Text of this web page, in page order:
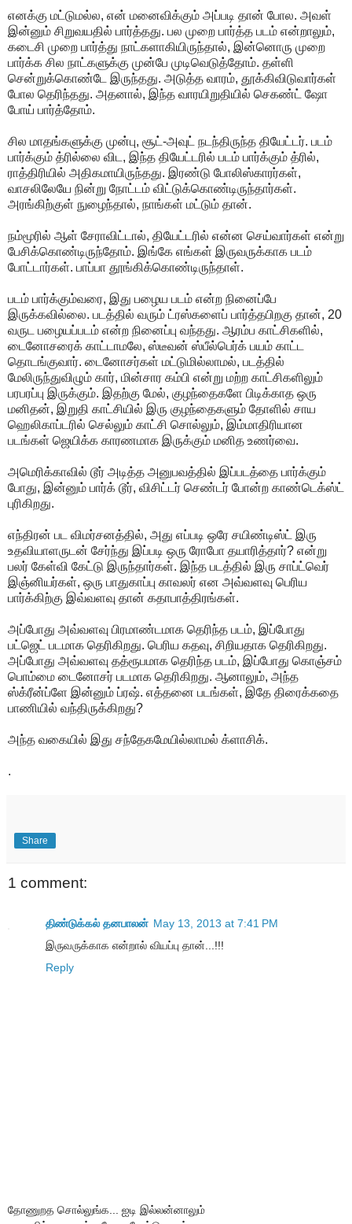
எனக்கு மட்டுமல்ல, என் மனைவிக்கும் அப்படி தான் போல. அவள்
இன்னும் சிறுவயதில் பார்த்தது. பல முறை பார்த்த படம் என்றாலும்,
கடைசி முறை பார்த்து நாட்களாகியிருந்தால், இன்னொரு முறை
பார்க்க சில நாட்களுக்கு முன்பே முடிவெடுத்தோம். தள்ளி
சென்றுக்கொண்டே இருந்தது. அடுத்த வாரம், தூக்கிவிடுவார்கள்
போல தெரிந்தது. அதனால், இந்த வாரயிறுதியில் செகண்ட் ஷோ
போய் பார்த்தோம்.
சில மாதங்களுக்கு முன்பு, சூட்-அவுட் நடந்திருந்த தியேட்டர். படம்
பார்க்கும் த்ரில்லை விட, இந்த தியேட்டரில் படம் பார்க்கும் த்ரில்,
ராத்திரியில் அதிகமாயிருந்தது. இரண்டு போலிஸ்காரர்கள்,
வாசலிலேயே நின்று நோட்டம் விட்டுக்கொண்டிருந்தார்கள்.
அரங்கிற்குள் நுழைந்தால், நாங்கள் மட்டும் தான்.
நம்மூரில் ஆள் சேராவிட்டால், தியேட்டரில் என்ன செய்வார்கள் என்று
பேசிக்கொண்டிருந்தோம். இங்கே எங்கள் இருவருக்காக படம்
போட்டார்கள். பாப்பா தூங்கிக்கொண்டிருந்தாள்.
படம் பார்க்கும்வரை, இது பழைய படம் என்ற நினைப்பே
இருக்கவில்லை. படத்தில் வரும் ட்ரஸ்களைப் பார்த்தபிறகு தான், 20
வருட பழையப்படம் என்ற நினைப்பு வந்தது. ஆரம்ப காட்சிகளில்,
டைனோசரைக் காட்டாமலே, ஸ்டீவன் ஸ்பீல்பெர்க் பயம் காட்ட
தொடங்குவார். டைனோசர்கள் மட்டுமில்லாமல், படத்தில்
மேலிருந்துவிழும் கார், மின்சார கம்பி என்று மற்ற காட்சிகளிலும்
பரபரப்பு இருக்கும். இதற்கு மேல், குழந்தைகளே பிடிக்காத ஒரு
மனிதன், இறுதி காட்சியில் இரு குழந்தைகளும் தோளில் சாய
ஹெலிகாப்டரில் செல்லும் காட்சி சொல்லும், இம்மாதிரியான
படங்கள் ஜெயிக்க காரணமாக இருக்கும் மனித உணர்வை.
அமெரிக்காவில் டூர் அடித்த அனுபவத்தில் இப்படத்தை பார்க்கும்
போது, இன்னும் பார்க் டூர், விசிட்டர் செண்டர் போன்ற காண்டெக்ஸ்ட்
புரிகிறது.
எந்திரன் பட விமர்சனத்தில், அது எப்படி ஒரே சயிண்டிஸ்ட் இரு
உதவியாளருடன் சேர்ந்து இப்படி ஒரு ரோபோ தயாரித்தார்? என்று
பலர் கேள்வி கேட்டு இருந்தார்கள். இந்த படத்தில் இரு சாப்ட்வெர்
இஞ்னியர்கள், ஒரு பாதுகாப்பு காவலர் என அவ்வளவு பெரிய
பார்க்கிற்கு இவ்வளவு தான் கதாபாத்திரங்கள்.
அப்போது அவ்வளவு பிரமாண்டமாக தெரிந்த படம், இப்போது
பட்ஜெட் படமாக தெரிகிறது. பெரிய கதவு, சிறியதாக தெரிகிறது.
அப்போது அவ்வளவு தத்ரூபமாக தெரிந்த படம், இப்போது கொஞ்சம்
பொம்மை டைனோசர் படமாக தெரிகிறது. ஆனாலும், அந்த
ஸ்க்ரீன்ப்ளே இன்னும் ப்ரஷ். எத்தனை படங்கள், இதே திரைக்கதை
பாணியில் வந்திருக்கிறது?
அந்த வகையில் இது சந்தேகமேயில்லாமல் க்ளாசிக்.
.
Share
1 comment:
திண்டுக்கல் தனபாலன் May 13, 2013 at 7:41 PM
இருவருக்காக என்றால் வியப்பு தான்...!!!
Reply
தோணுறத சொல்லுங்க... ஐடி இல்லன்னாலும்